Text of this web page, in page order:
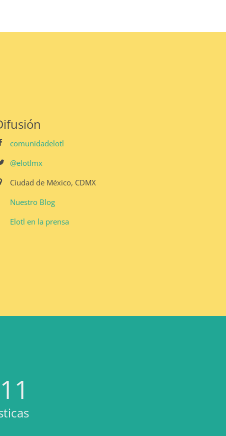
comunidadelotl
@elotlmx
Ciudad de México, CDMX
Nuestro Blog
Elotl en la prensa
11